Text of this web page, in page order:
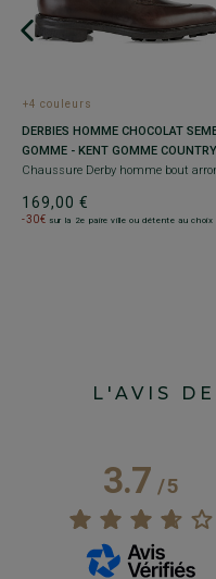
+4 couleurs
DERBIES HOMME CHOCOLAT
GOMME - KENT GOMME COUNTRY
Chaussure Derby homme bout
169,00 €
-30€ sur la 2e paire ville ou détente au choix
L'AVIS
3.7/5